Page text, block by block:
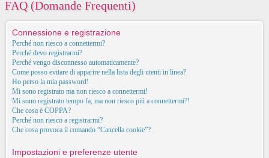
FAQ (Domande Frequenti)
Connessione e registrazione
Perché non riesco a connettermi?
Perché devo registrarmi?
Perché vengo disconnesso automaticamente?
Come posso evitare di apparire nella lista degli utenti in linea?
Ho perso la mia password!
Mi sono registrato ma non riesco a connettermi!
Mi sono registrato tempo fa, ma non riesco piú a connettermi?!
Che cosa è COPPA?
Perché non riesco a registrarmi?
Che cosa provoca il comando “Cancella cookie”?
Impostazioni e preferenze utente